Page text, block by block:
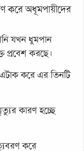
করে অধূমপায়ীদের
যখন ধুমপান
প্রবেশ করছে।
এটাক করে এর তিনটি
কারণ হচ্ছে
করে